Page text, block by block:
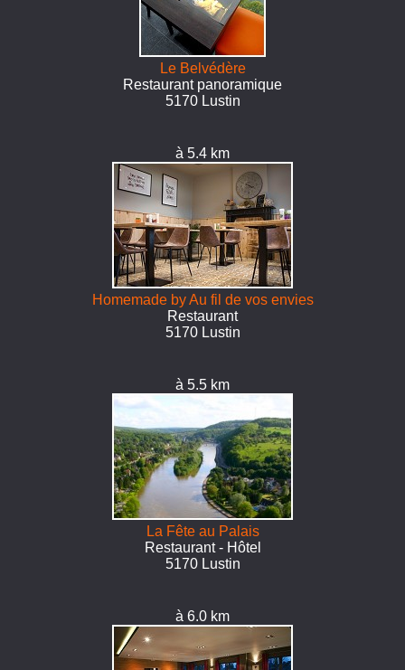
Le Belvédère
Restaurant panoramique
5170 Lustin
à 5.4 km
Homemade by Au fil de vos envies
Restaurant
5170 Lustin
à 5.5 km
La Fête au Palais
Restaurant - Hôtel
5170 Lustin
à 6.0 km